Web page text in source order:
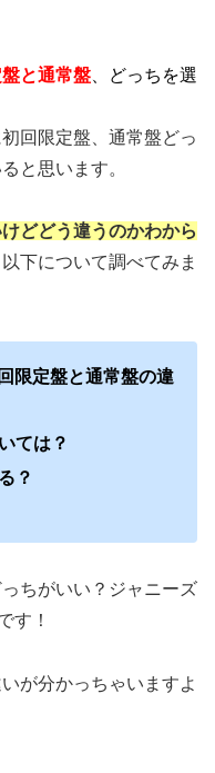
と通常盤 、どっちを選
回限定盤、通常盤どっ
と思います。
どどう違うのかわから
下について調べてみま
限定盤と通常盤の違
ては？
？
ちがいい？ジャニーズ
す！
が分かっちゃいますよ